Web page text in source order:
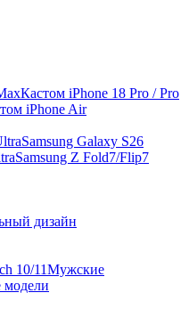
Кастом iPhone 18 Pro / Pro
iPhone Air
Samsung Galaxy S26
Samsung Z Fold7/Flip7
дизайн
10/11Мужские
модели